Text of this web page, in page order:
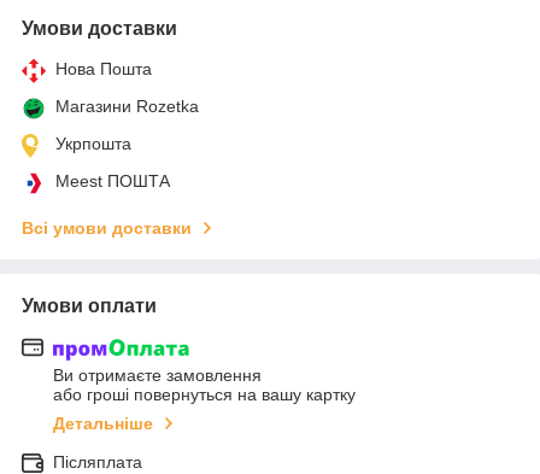
Умови доставки
Нова Пошта
Магазини Rozetka
Укрпошта
Meest ПОШТА
Всі умови доставки
Умови оплати
Ви отримаєте замовлення
або гроші повернуться на вашу картку
Детальніше
Післяплата